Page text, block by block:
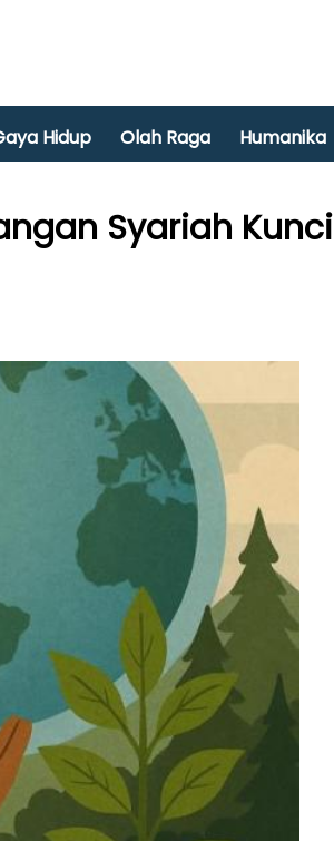
Hidup Olah Raga Humanika
Syariah Kunci